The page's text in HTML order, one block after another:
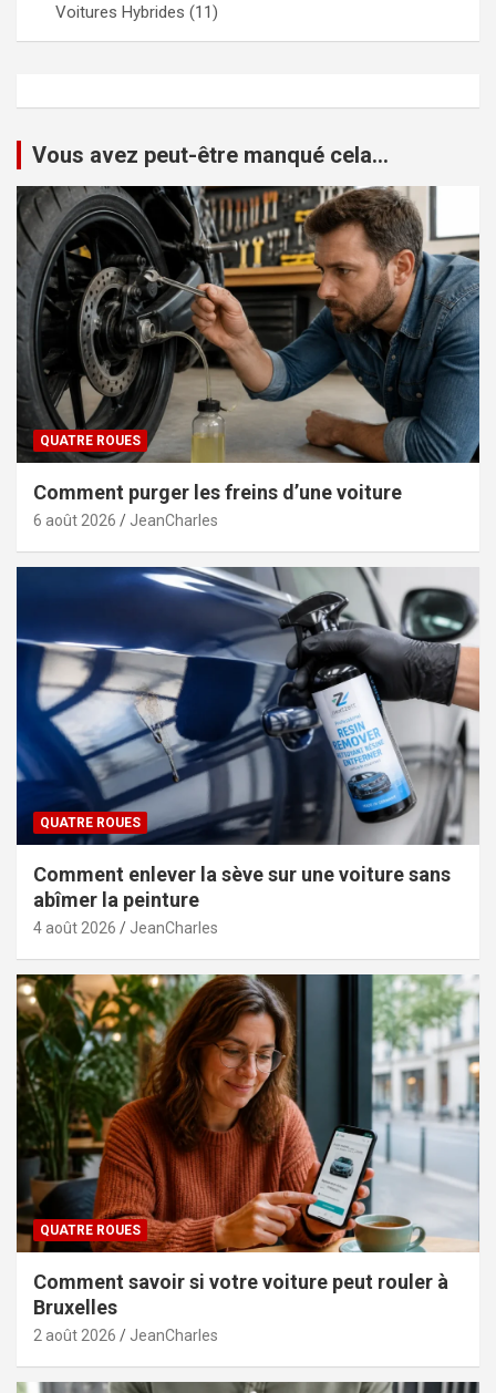
Voitures Hybrides (11)
Vous avez peut-être manqué cela...
QUATRE ROUES
Comment purger les freins d’une voiture
6 août 2026 JeanCharles
QUATRE ROUES
Comment enlever la sève sur une voiture sans
abîmer la peinture
4 août 2026 JeanCharles
QUATRE ROUES
Comment savoir si votre voiture peut rouler à
Bruxelles
2 août 2026 JeanCharles